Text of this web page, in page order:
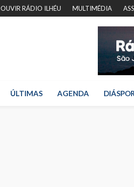
OUVIR RÁDIO ILHÉU MULTIMÉDIA
ÚLTIMAS AGENDA